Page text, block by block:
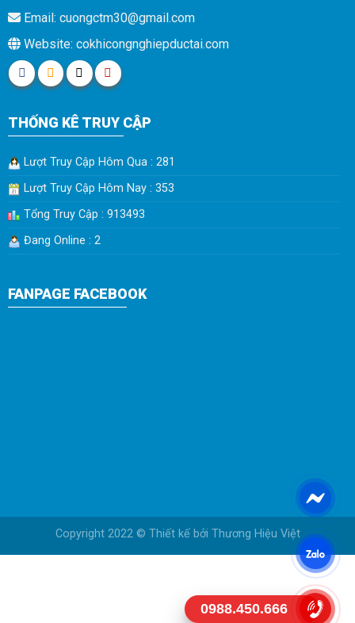
Email: cuongctm30@gmail.com
Website: cokhicongnghiepductai.com
THỐNG KÊ TRUY CẬP
Lượt Truy Cập Hôm Qua : 281
Lượt Truy Cập Hôm Nay : 353
Tổng Truy Cập : 913493
Đang Online : 2
FANPAGE FACEBOOK
Copyright 2022 © Thiết kế bởi Thương Hiệu Việt
0988.450.666